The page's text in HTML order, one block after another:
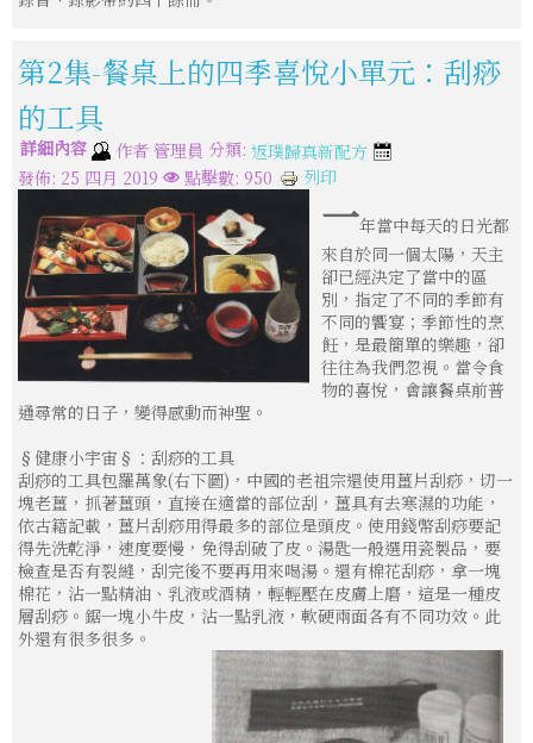
第2集-餐桌上的四季喜悅小單元：刮痧
的工具
詳細內容 作者 管理員 分類: 返璞歸真新配方
發佈: 25 四月 2019
點擊數: 950 列印
一年當中每天的日光都
來自於同一個太陽，天主
卻已經決定了當中的區
別，指定了不同的季節有
不同的饗宴；季節性的烹
飪，是最簡單的樂趣，卻
往往為我們忽視。當令食
物的喜悅，會讓餐桌前普
通尋常的日子，變得感動而神聖。
§健康小宇宙§：刮痧的工具
刮痧的工具包羅萬象(右下圖)，中國的老祖宗還使用薑片刮痧，切一
塊老薑，抓著薑頭，直接在適當的部位刮，薑具有去寒濕的功能，
依古籍記載，薑片刮痧用得最多的部位是頭皮。使用錢幣刮痧要記
得先洗乾淨，速度要慢，免得刮破了皮。湯匙一般選用瓷製品，要
檢查是否有裂縫，刮完後不要再用來喝湯。還有棉花刮痧，拿一塊
棉花，沾一點精油、乳液或酒精，輕輕壓在皮膚上磨，這是一種皮
層刮痧。鋸一塊小牛皮，沾一點乳液，軟硬兩面各有不同功效。此
外還有很多很多。